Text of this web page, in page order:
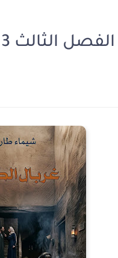
3 بقلم شيماء طارق